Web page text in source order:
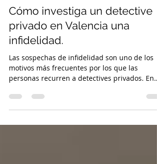
Detectives Asociados
13 mar
4 min de lectura
Cómo investiga un detective
privado en Valencia una
infidelidad.
Las sospechas de infidelidad son uno de los
motivos más frecuentes por los que las
privado en Valencia investiga una posible